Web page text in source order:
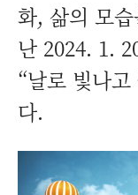
화, 삶의 모
난 2024. 1.
“날로 빛나
다.